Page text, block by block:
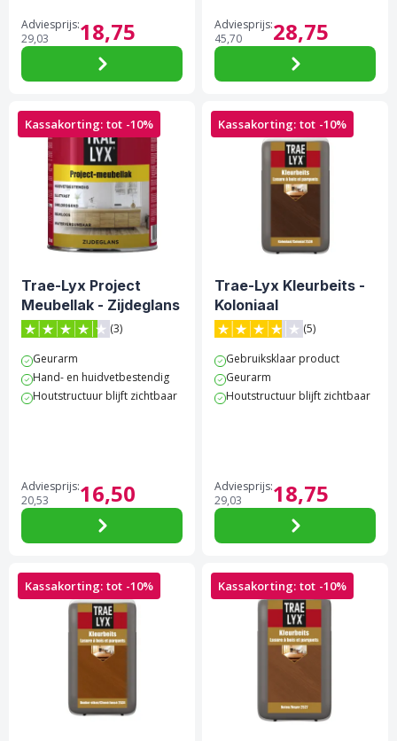
18,75
Adviesprijs:
29,03 28,75
Adviesprijs:
45,70
Kassakorting: tot -10%
Trae-Lyx Project
Meubellak - Zijdeglans
(3)
Geurarm
Hand- en huidvetbestendig
Houtstructuur blijft zichtbaar
16,50
Adviesprijs:
20,53
Kassakorting: tot -10%
Trae-Lyx Kleurbeits -
Koloniaal
(5)
Gebruiksklaar product
Geurarm
Houtstructuur blijft zichtbaar
18,75
Adviesprijs:
29,03
Kassakorting: tot -10% Kassakorting: tot -10%